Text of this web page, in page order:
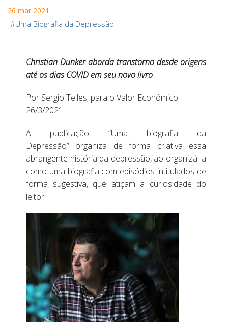
26 mar 2021
#Uma Biografia da Depressão
Christian Dunker aborda transtorno desde origens
até os dias COVID em seu novo livro
Por Sergio Telles, para o Valor Econômico
26/3/2021
A publicação “Uma biografia da
Depressão” organiza de forma criativa essa
abrangente história da depressão, ao organizá-la
como uma biografia com episódios intitulados de
forma sugestiva, que atiçam a curiosidade do
leitor.